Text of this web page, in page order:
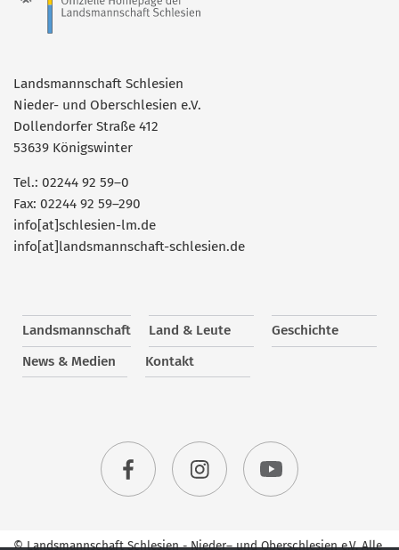
Landsmannschaft Schlesien
Nieder- und Oberschlesien e.V.
Dollendorfer Straße 412
53639 Königswinter
Tel.: 02244 92 59–0
Fax: 02244 92 59–290
info[at]schlesien-lm.de
info[at]landsmannschaft-schlesien.de
Landsmannschaft Land & Leute
Geschichte
News & Medien
Kontakt
© Landsmannschaft Schlesien - Nieder– und Oberschlesien e.V. Alle